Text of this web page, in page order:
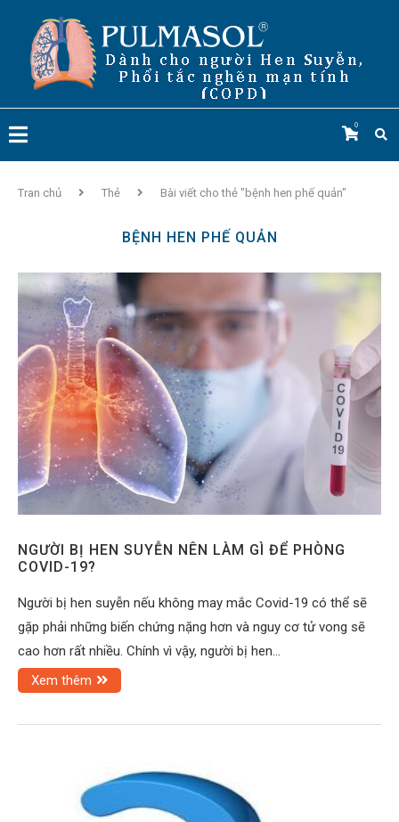
0
Tran chủ Thẻ Bài viết cho thẻ "bệnh hen phế quản"
BỆNH HEN PHẾ QUẢN
NGƯỜI BỊ HEN SUYỄN NÊN LÀM GÌ ĐỂ PHÒNG
COVID-19?
Người bị hen suyễn nếu không may mắc Covid-19 có thể sẽ
gặp phải những biến chứng nặng hơn và nguy cơ tử vong sẽ
cao hơn rất nhiều. Chính vì vậy, người bị hen…
Xem thêm